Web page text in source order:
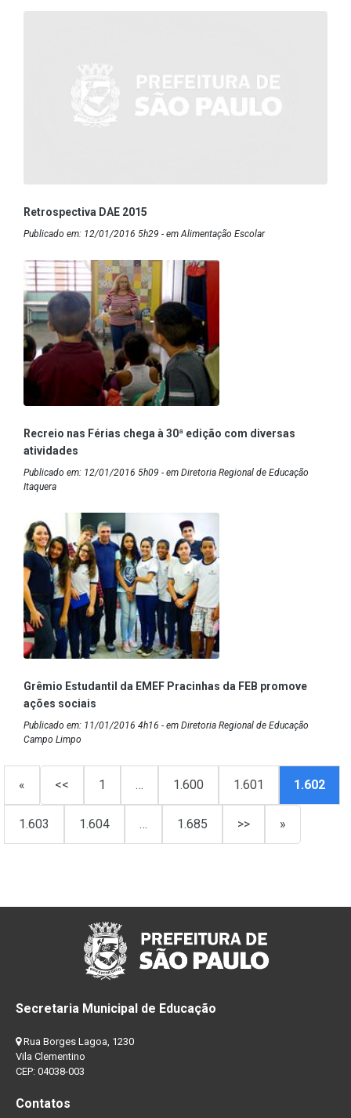
Retrospectiva DAE 2015
Publicado em: 12/01/2016 5h29 - em Alimentação Escolar
Recreio nas Férias chega à 30ª edição com diversas
atividades
Publicado em: 12/01/2016 5h09 - em Diretoria Regional de Educação
Itaquera
Grêmio Estudantil da EMEF Pracinhas da FEB promove
ações sociais
Publicado em: 11/01/2016 4h16 - em Diretoria Regional de Educação
Campo Limpo
« << 1 … 1.600 1.601 1.602
1.603 1.604 … 1.685 >> »
Secretaria Municipal de Educação
Rua Borges Lagoa, 1230
Vila Clementino
CEP: 04038-003
Contatos